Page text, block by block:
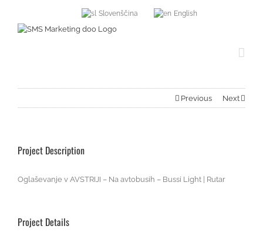
Slovenščina English
Previous Next
Project Description
Oglaševanje v AVSTRIJI – Na avtobusih – Bussi Light | Rutar
Project Details